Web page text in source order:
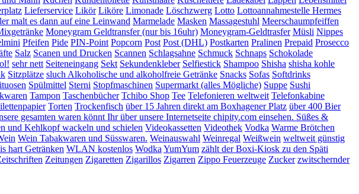
Lieferservice Likör Liköre Limonade Löschzwerg Lotto Lottoannahmestelle Hermes
malt es dann auf eine Leinwand Marmelade Masken Massagestuhl Meerschaumpfeiffen
Moneygram Geldtransfer (nur bis 16uhr) Moneygram-Geldtrasfer Müsli Nippes
Pfeifen Pide PIN-Point Popcorn Post Post (DHL) Postkarten Pralinen Prepaid Prosecco
Salz Scanen und Drucken Scannen Schlagsahne Schmuck Schnaps Schokolade
sehr nett Seiteneingang Sekt Sekundenkleber Selfiestick Shampoo Shisha shisha kohle
Sitzplätze sluch Alkoholische und alkoholfreie Getränke Snacks Sofas Softdrinks
Spülmittel Sterni Stopfmaschinen Supermarkt (alles Mögliche) Suppe Sushi
Tampon Taschenbücher Tchibo Shop Tee Telefonieren weltweit Telefonkabine
Torten Trockenfisch über 15 Jahren direkt am Boxhagener Platz über 400 Bier
gesamten waren könnt Ihr über unsere Internetseite chipity.com einsehen. Süßes &
und Kehlkopf wackeln und schielen Videokassetten Videothek Vodka Warme Brötchen
Wein Tabakwaren und Süsswaren. Weinauswahl Weinregal Weißwein weltweit günstig
hart Getränken WLAN kostenlos Wodka YumYum zählt der Boxi-Kiosk zu den Späti
Zeitungen Zigaretten Zigarillos Zigarren Zippo Feuerzeuge Zucker zwitschernder